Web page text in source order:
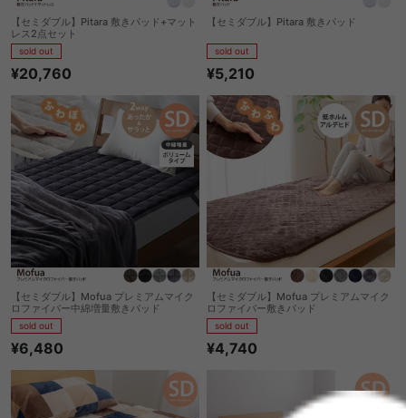
【セミダブル】Pitara 敷きパッド+マット
レス2点セット
sold out
¥20,760
【セミダブル】Pitara 敷きパッド
sold out
¥5,210
【セミダブル】Mofua プレミアムマイク
ロファイバー中綿増量敷きパッド
sold out
¥6,480
【セミダブル】Mofua プレミアムマイク
ロファイバー敷きパッド
sold out
¥4,740